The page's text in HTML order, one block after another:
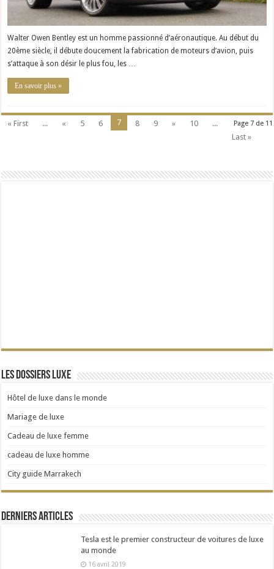
Walter Owen Bentley est un homme passionné d’aéronautique. Au début du
20ème siècle, il débute doucement la fabrication de moteurs d’avion, puis
s’attaque à son désir le plus fou, les …
En savoir plus »
Page 7 de 11
« First ... « 5 6 7 8 9 » 10
...
Last »
Les dossiers Luxe
Hôtel de luxe dans le monde
Mariage de luxe
Cadeau de luxe femme
cadeau de luxe homme
City guide Marrakech
Derniers articles
Tesla est le premier constructeur de voitures de luxe
au monde
16 avril 2019